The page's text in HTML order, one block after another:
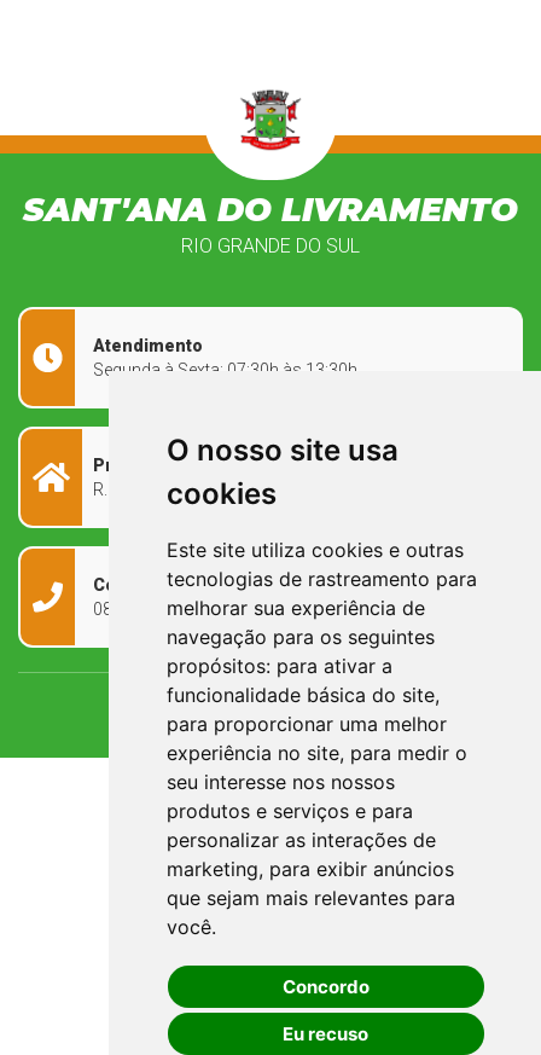
O nosso site usa
cookies
Este site utiliza cookies e outras
tecnologias de rastreamento para
melhorar sua experiência de
navegação para os seguintes
propósitos: para ativar a
funcionalidade básica do site,
para proporcionar uma melhor
experiência no site, para medir o
seu interesse nos nossos
produtos e serviços e para
personalizar as interações de
marketing, para exibir anúncios
que sejam mais relevantes para
você.
Concordo
Eu recuso
SANT'ANA DO LIVRAMENTO
RIO GRANDE DO SUL
Atendimento
Segunda à Sexta: 07:30h às 13:30h
Prefeitura Municipal
R. Rivadávia Corrêa, 858 - Centro - RS, 97573-010
Contato
0800 090 2050